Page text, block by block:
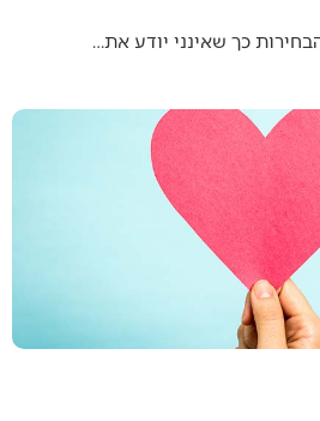
כך שאינני יודע את…